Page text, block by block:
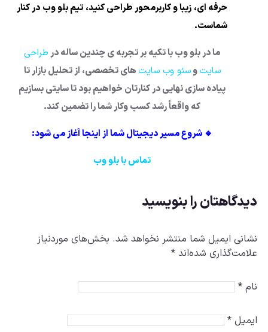
حرفه ای، زیبا و کاربرمحور طراحی کنید، تیم بلو وب در کنار
شماست.
ما در بلو وب با تکیه بر تجربه ی چندین ساله درطراحی
سایتوسئو وب سایتهای تخصصی، از تحلیل بازار تا
پیاده سازی نهایی در کنارتان خواهیم بود تا سایتی بسازیم
که واقعاً رشد کسب وکار شما را تضمین کند.
🔹 شروع مسیر دیجیتال شما از اینجا آغاز می شود:
تماس با بلو وب
دیدگاهتان را بنویسید
نشانی ایمیل شما منتشر نخواهد شد. بخش‌های موردنیاز
علامت‌گذاری شده‌اند *
نام *
ایمیل *